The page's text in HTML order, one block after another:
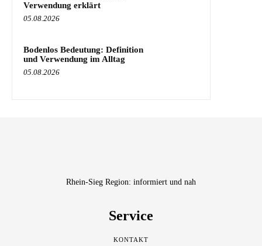
Verwendung erklärt
05.08.2026
Bodenlos Bedeutung: Definition
und Verwendung im Alltag
05.08.2026
Rhein-Sieg Region: informiert und nah
Service
KONTAKT